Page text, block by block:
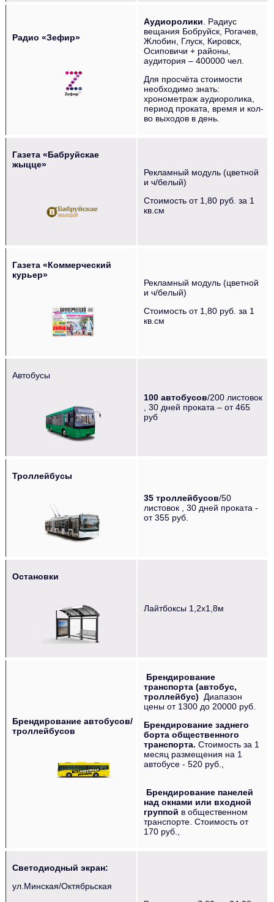
Радио «Зефир»
Аудиоролики . Радиус
вещания Бобруйск, Рогачев,
Жлобин, Глуск, Кировск,
Осиповичи + районы,
аудитория – 400000 чел.
Для просчёта стоимости
необходимо знать:
хронометраж аудиоролика,
период проката, время и кол-
во выходов в день.
Газета «Бабруйскае
жыцце»
Рекламный модуль (цветной
и ч/белый)
Стоимость от 1,80 руб. за 1
кв.см
Газета «Коммерческий
курьер»
Рекламный модуль (цветной
и ч/белый)
Стоимость от 1,80 руб. за 1
кв.см
Автобусы
100 автобусов/200 листовок
, 30 дней проката – от 465
руб
Троллейбусы
35 троллейбусов/50
листовок , 30 дней проката -
от 355 руб.
Остановки
Лайтбоксы 1,2х1,8м
Брендирование автобусов/
троллейбусов
Брендирование
транспорта (автобус,
троллейбус) Диапазон
цены от 1300 до 20000 руб.
Брендирование заднего
борта общественного
транспорта. Стоимость за 1
месяц размещения на 1
автобусе - 520 руб.,
Брендирование панелей
над окнами или входной
группой в общественном
транспорте. Стоимость от
170 руб.,
Светодиодный экран:
ул.Минская/Октябрьская